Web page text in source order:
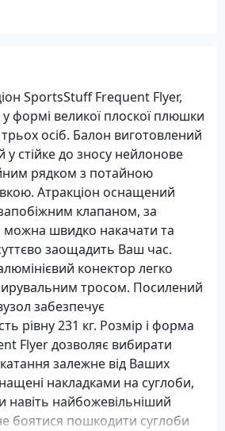
SportsStuff Frequent Flyer,
формі великої плоскої плюшки
осіб. Балон виготовлений
стійке до зносу нейлонове
рядком з потайною
Атракціон оснащений
клапаном, за
швидко накачати та
заощадить Ваш час.
конектор легко
тросом. Посилений
забезпечує
рівну 231 кг. Розмір і форма
Flyer дозволяє вибирати
залежне від Ваших
накладками на суглоби,
найбожевільніший
боятися пошкодити суглоби